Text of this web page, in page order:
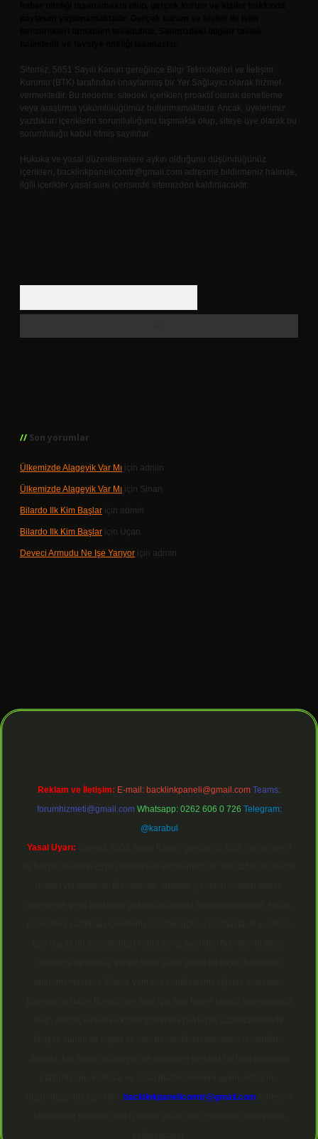
Sitemiz, 5651 Sayılı Kanun gereğince Bilgi Teknolojileri ve İletişim
Kurumu (BTK) tarafından onaylanmış bir Yer Sağlayıcı olarak hizmet
vermektedir. Bu nedenle, sitedeki içerikleri proaktif olarak denetleme
veya araştırma yükümlülüğümüz bulunmamaktadır. Ancak, üyelerimiz
yazdıkları içeriklerin sorumluluğunu taşımakta olup, siteye üye olarak bu
sorumluluğu kabul etmiş sayılırlar.
Hukuka ve yasal düzenlemelere aykırı olduğunu düşündüğünüz
içerikleri, backlinkpanelicomtr@gmail.com adresine bildirmeniz halinde,
ilgili içerikler yasal süre içerisinde sitemizden kaldırılacaktır.
Son yorumlar
Ülkemizde Alageyik Var Mı için admin
Ülkemizde Alageyik Var Mı için Sinan
Bilardo Ilk Kim Başlar için admin
Bilardo Ilk Kim Başlar için Uçan
Deveci Armudu Ne Işe Yarıyor için admin
giriş
Reklam ve İletişim: E-mail: backlinkpaneli@gmail.com Teams:
forumhizmeti@gmail.com Whatsapp: 0262 606 0 726 Telegram:
@karabul
Yasal Uyarı:
backlinkpanelicomtr@gmail.com